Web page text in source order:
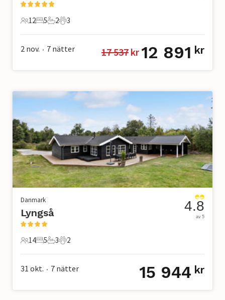
12 Gäster
12
5 Sovrum
5
2 Badrum
2
3 Husdjur
3
2 nov. • 7 nätter 17 537 kr 12 891 kr
Danmark
Lyngså
14 Gäster
14
5 Sovrum
5
3 Badrum
3
2 Husdjur
2
4.8
av 5
31 okt. • 7 nätter 15 944 kr